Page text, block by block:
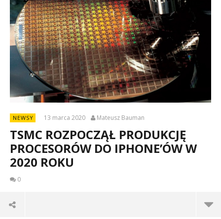
NEWSY 13 marca 2020 Mateusz Bauman
TSMC ROZPOCZĄŁ PRODUKCJĘ
PROCESORÓW DO IPHONE’ÓW W
2020 ROKU
0